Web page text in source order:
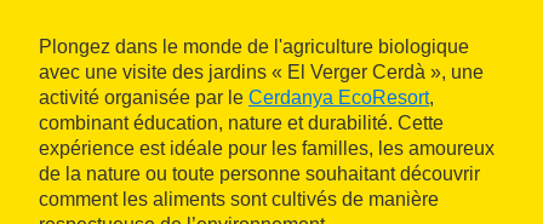
Plongez dans le monde de l'agriculture biologique
avec une visite des jardins « El Verger Cerdà », une
activité organisée par le Cerdanya EcoResort,
combinant éducation, nature et durabilité. Cette
expérience est idéale pour les familles, les amoureux
de la nature ou toute personne souhaitant découvrir
comment les aliments sont cultivés de manière